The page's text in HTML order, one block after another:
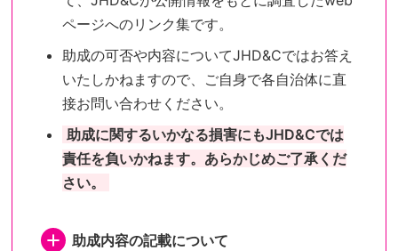
ページへのリンク集です。
助成の可否や内容についてJHD&Cではお答え
いたしかねますので、ご自身で各自治体に直
接お問い合わせください。
助成に関するいかなる損害にもJHD&Cでは
責任を負いかねます。あらかじめご了承くだ
さい。
助成内容の記載について